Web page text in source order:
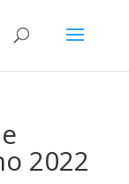
2022